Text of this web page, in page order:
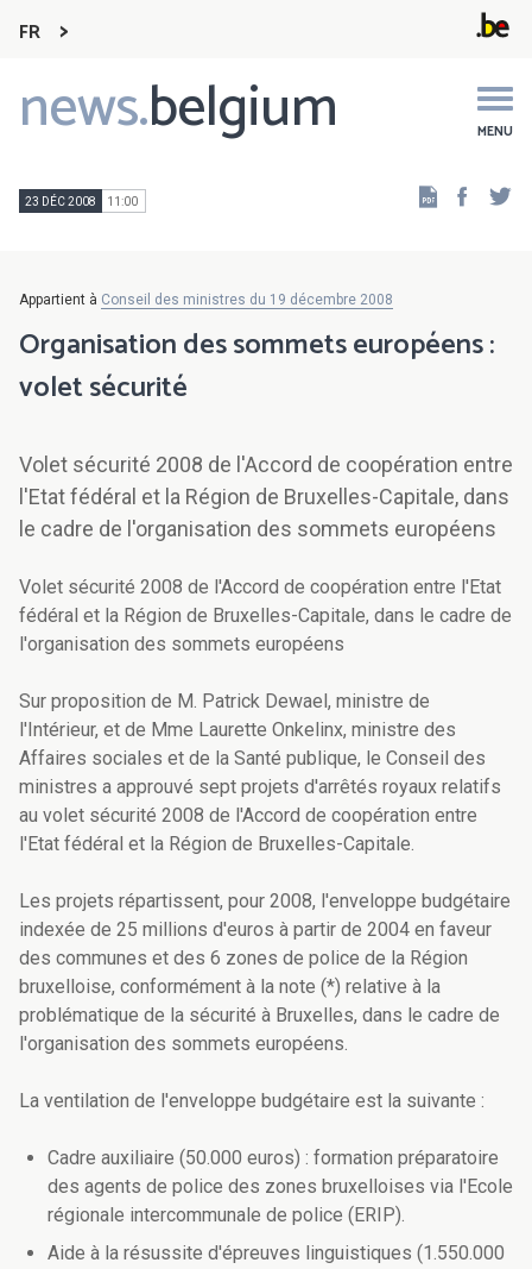
FR
news.belgium MENU
Main
navigation
23 DÉC 2008 11:00
Appartient à Conseil des ministres du 19 décembre 2008
Organisation des sommets européens :
volet sécurité
Volet sécurité 2008 de l'Accord de coopération entre
l'Etat fédéral et la Région de Bruxelles-Capitale, dans
le cadre de l'organisation des sommets européens
Volet sécurité 2008 de l'Accord de coopération entre l'Etat
fédéral et la Région de Bruxelles-Capitale, dans le cadre de
l'organisation des sommets européens
Sur proposition de M. Patrick Dewael, ministre de
l'Intérieur, et de Mme Laurette Onkelinx, ministre des
Affaires sociales et de la Santé publique, le Conseil des
ministres a approuvé sept projets d'arrêtés royaux relatifs
au volet sécurité 2008 de l'Accord de coopération entre
l'Etat fédéral et la Région de Bruxelles-Capitale.
Les projets répartissent, pour 2008, l'enveloppe budgétaire
indexée de 25 millions d'euros à partir de 2004 en faveur
des communes et des 6 zones de police de la Région
bruxelloise, conformément à la note (*) relative à la
problématique de la sécurité à Bruxelles, dans le cadre de
l'organisation des sommets européens.
La ventilation de l'enveloppe budgétaire est la suivante :
Cadre auxiliaire (50.000 euros) : formation préparatoire
des agents de police des zones bruxelloises via l'Ecole
régionale intercommunale de police (ERIP).
Aide à la résussite d'épreuves linguistiques (1.550.000